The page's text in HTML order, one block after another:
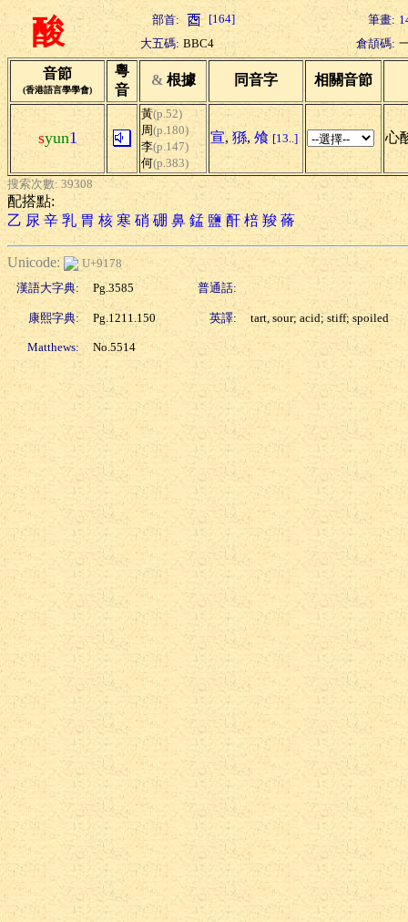
酸 部首: [164] 筆畫:
大五碼: BBC4 倉頡碼:
音節
(香港語言學學會)
粵
音
& 根據 同音字 相關音節
syun1
黃(p.52)
周(p.180)
李(p.147)
何(p.383)
宣, 猻, 飧 [13..] 心
搜索次數: 39308
配搭點:
乙 尿 辛 乳 胃 核 寒 硝 硼 鼻 錳 鹽 酐 棓 羧 蓨
Unicode:
U+9178
漢語大字典:
Pg.3585 普通話:
康熙字典: Pg.1211.150 英譯: tart, sour; acid; stiff; spoiled
Matthews: No.5514